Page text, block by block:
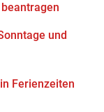
und
Ferienzeiten